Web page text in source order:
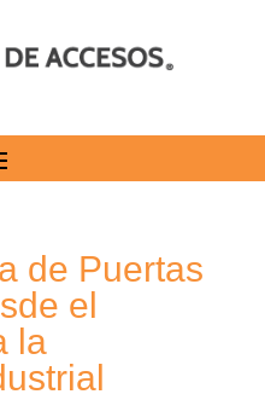
de Puertas
el
la